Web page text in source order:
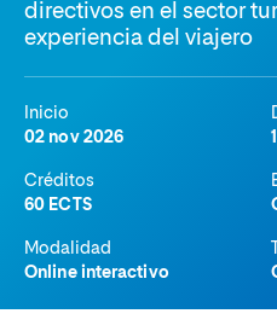
directivos en el sector
experiencia del viajero
Inicio
02 nov 2026
Créditos
60 ECTS
Modalidad
Online interactivo